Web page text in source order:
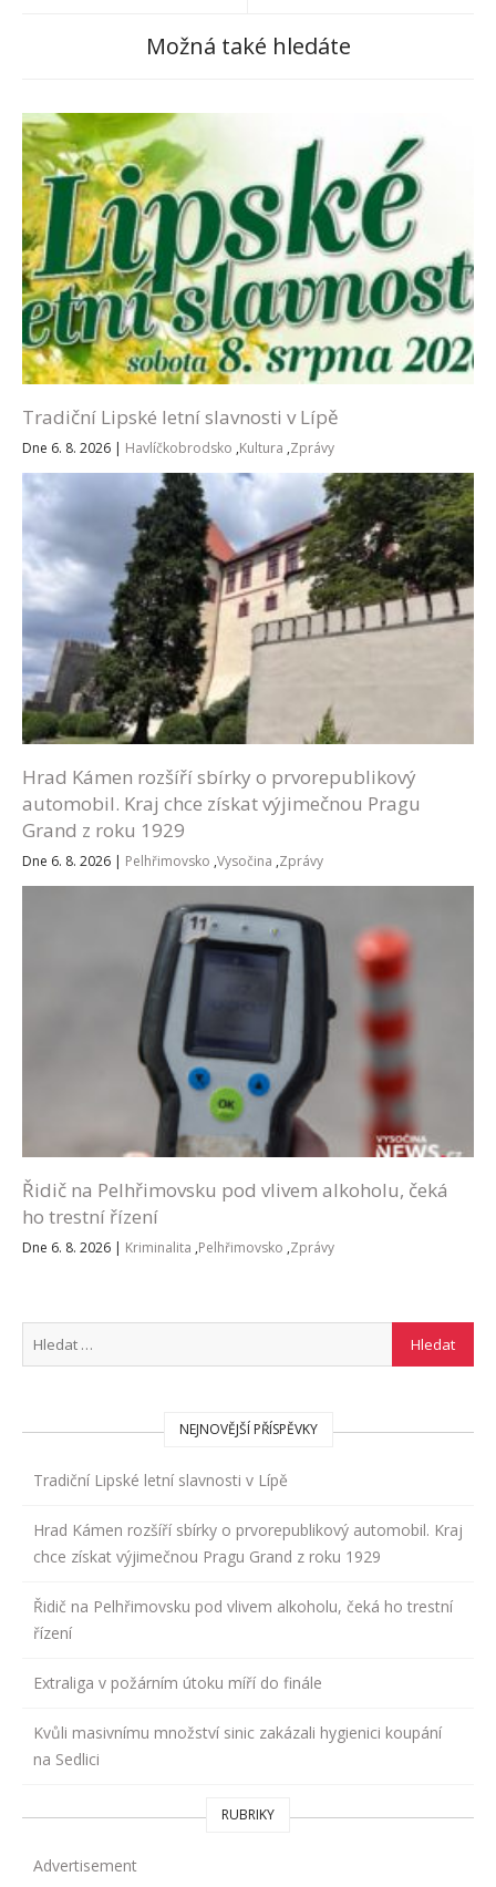
Možná také hledáte
Tradiční Lipské letní slavnosti v Lípě
Dne 6. 8. 2026 | Havlíčkobrodsko ,Kultura ,Zprávy
Hrad Kámen rozšíří sbírky o prvorepublikový
automobil. Kraj chce získat výjimečnou Pragu
Grand z roku 1929
Dne 6. 8. 2026 | Pelhřimovsko ,Vysočina ,Zprávy
Řidič na Pelhřimovsku pod vlivem alkoholu, čeká
ho trestní řízení
Dne 6. 8. 2026 | Kriminalita ,Pelhřimovsko ,Zprávy
NEJNOVĚJŠÍ PŘÍSPĚVKY
Tradiční Lipské letní slavnosti v Lípě
Hrad Kámen rozšíří sbírky o prvorepublikový automobil. Kraj
chce získat výjimečnou Pragu Grand z roku 1929
Řidič na Pelhřimovsku pod vlivem alkoholu, čeká ho trestní
řízení
Extraliga v požárním útoku míří do finále
Kvůli masivnímu množství sinic zakázali hygienici koupání
na Sedlici
RUBRIKY
Advertisement